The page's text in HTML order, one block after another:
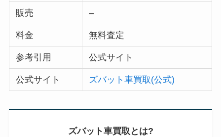
販売 –
料金 無料査定
参考引用 公式サイト
公式サイト ズバット車買取(公式)
ズバット車買取とは?